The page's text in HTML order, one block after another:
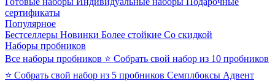
сертификаты
Популярное
Бестселлеры Новинки Более стойкие Со скидкой
Наборы пробников
Все наборы пробников ⭐ Собрать свой набор из 10 пробников
⭐ Собрать свой набор из 5 пробников Семплбоксы Адвент